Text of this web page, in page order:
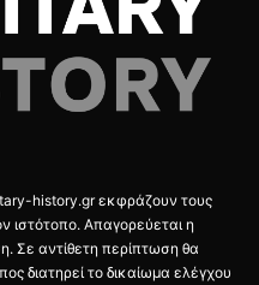
history.gr εκφράζουν τους
ιστότοπο. Απαγορεύεται η
Σε αντίθετη περίπτωση θα
διατηρεί το δικαίωμα ελέγχου